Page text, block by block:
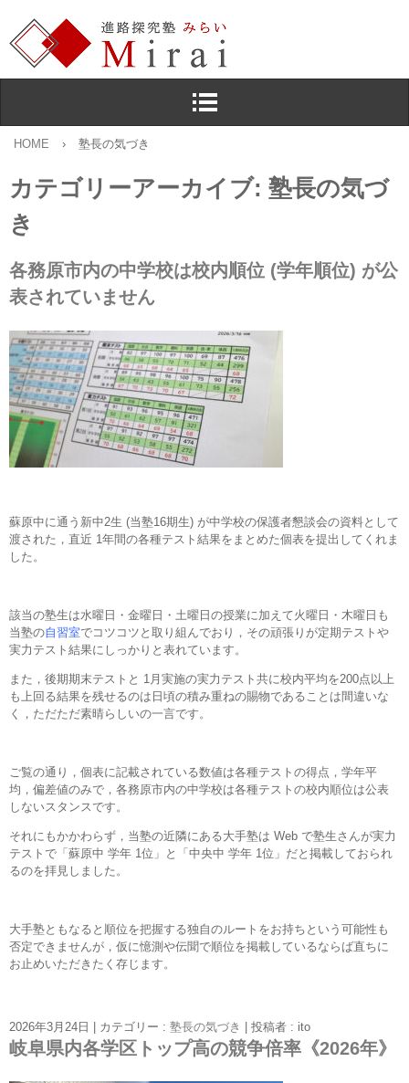
HOME › 塾長の気づき
カテゴリーアーカイブ: 塾長の気づ
き
各務原市内の中学校は校内順位 (学年順位) が公
表されていません
蘇原中に通う新中2生 (当塾16期生) が中学校の保護者懇談会の資料として
渡された，直近 1年間の各種テスト結果をまとめた個表を提出してくれま
した。
該当の塾生は水曜日・金曜日・土曜日の授業に加えて火曜日・木曜日も
当塾の自習室でコツコツと取り組んでおり，その頑張りが定期テストや
実力テスト結果にしっかりと表れています。
また，後期期末テストと 1月実施の実力テスト共に校内平均を200点以上
も上回る結果を残せるのは日頃の積み重ねの賜物であることは間違いな
く，ただただ素晴らしいの一言です。
ご覧の通り，個表に記載されている数値は各種テストの得点，学年平
均，偏差値のみで，各務原市内の中学校は各種テストの校内順位は公表
しないスタンスです。
それにもかかわらず，当塾の近隣にある大手塾は Web で塾生さんが実力
テストで「蘇原中 学年 1位」と「中央中 学年 1位」だと掲載しておられ
るのを拝見しました。
大手塾ともなると順位を把握する独自のルートをお持ちという可能性も
否定できませんが，仮に憶測や伝聞で順位を掲載しているならば直ちに
お止めいただきたく存じます。
2026年3月24日 | カテゴリー : 塾長の気づき | 投稿者 : ito
岐阜県内各学区トップ高の競争倍率《2026年》